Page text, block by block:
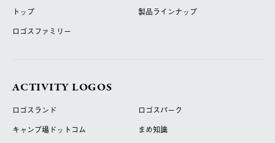
トップ
製品ラインナップ
ロゴスファミリー
ACTIVITY LOGOS
ロゴスランド
ロゴスパーク
キャンプ場ドットコム
まめ知識